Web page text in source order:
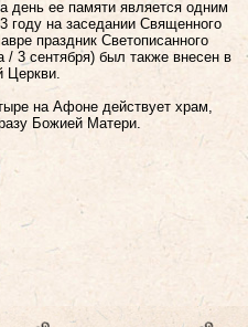
день ее памяти является одним
году на заседании Священного
праздник Светописанного
/ 3 сентября) был также внесен в
Церкви.
на Афоне действует храм,
Божией Матери.